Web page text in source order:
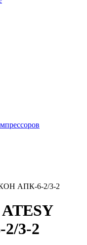
АПК-6-2/3-2
3-2